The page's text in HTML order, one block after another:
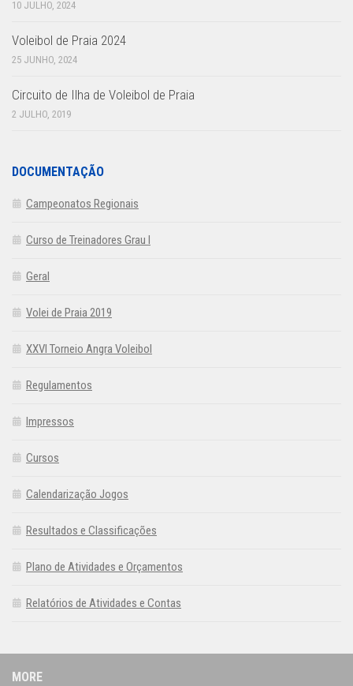
10 JULHO, 2024
Voleibol de Praia 2024
25 JUNHO, 2024
Circuito de Ilha de Voleibol de Praia
2 JULHO, 2019
DOCUMENTAÇÃO
Campeonatos Regionais
Curso de Treinadores Grau I
Geral
Volei de Praia 2019
XXVI Torneio Angra Voleibol
Regulamentos
Impressos
Cursos
Calendarização Jogos
Resultados e Classificações
Plano de Atividades e Orçamentos
Relatórios de Atividades e Contas
MORE